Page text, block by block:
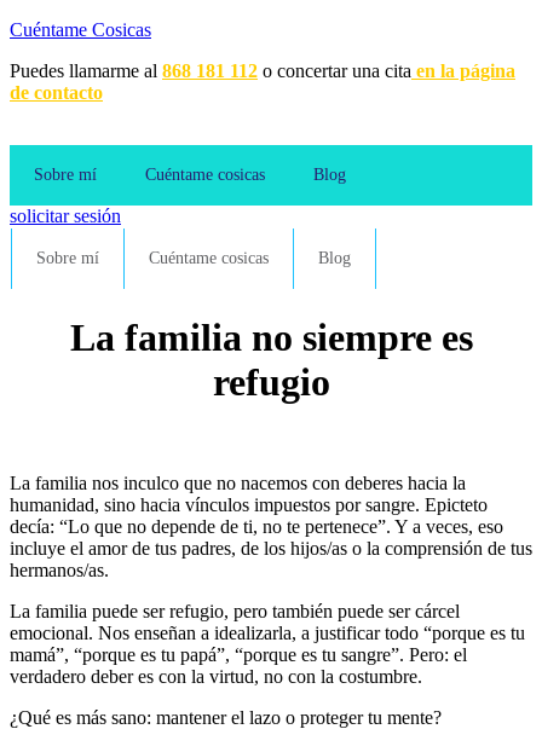
Cuéntame Cosicas
Puedes llamarme al 868 181 112 o concertar una cita en la página
de contacto
Sobre mí Cuéntame cosicas Blog
solicitar sesión
Sobre mí Cuéntame cosicas Blog
La familia no siempre es
refugio
La familia nos inculco que no nacemos con deberes hacia la
humanidad, sino hacia vínculos impuestos por sangre. Epicteto
decía: “Lo que no depende de ti, no te pertenece”. Y a veces, eso
incluye el amor de tus padres, de los hijos/as o la comprensión de tus
hermanos/as.
La familia puede ser refugio, pero también puede ser cárcel
emocional. Nos enseñan a idealizarla, a justificar todo “porque es tu
mamá”, “porque es tu papá”, “porque es tu sangre”. Pero: el
verdadero deber es con la virtud, no con la costumbre.
¿Qué es más sano: mantener el lazo o proteger tu mente?